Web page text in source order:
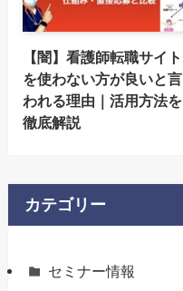
【闇】看護師転職サイト
を使わない方が良いと言
われる理由｜活用方法を
徹底解説
カテゴリー
セミナー情報